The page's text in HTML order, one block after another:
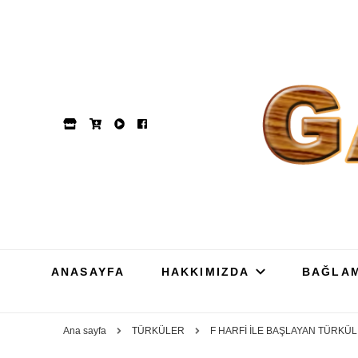
ANASAYFA HAKKIMIZDA
Ana sayfa TÜRKÜLER F HARFİ İLE BAŞLAYAN